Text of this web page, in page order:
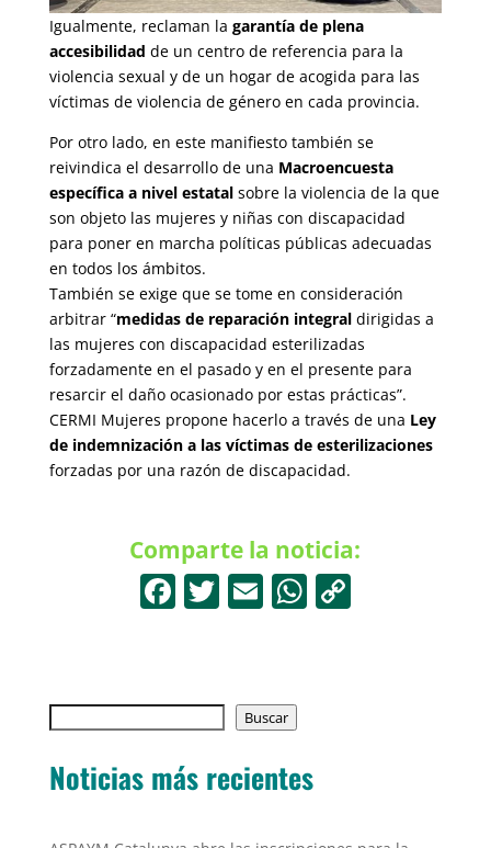
Igualmente, reclaman la garantía de plena
accesibilidad de un centro de referencia para la
violencia sexual y de un hogar de acogida para las
víctimas de violencia de género en cada provincia.
Por otro lado, en este manifiesto también se
reivindica el desarrollo de una Macroencuesta
específica a nivel estatal sobre la violencia de la que
son objeto las mujeres y niñas con discapacidad
para poner en marcha políticas públicas adecuadas
en todos los ámbitos.
También se exige que se tome en consideración
arbitrar “medidas de reparación integraldirigidas a
las mujeres con discapacidad esterilizadas
forzadamente en el pasado y en el presente para
resarcir el daño ocasionado por estas prácticas”.
CERMI Mujeres propone hacerlo a través de una Ley
de indemnización a las víctimas de esterilizaciones
forzadas por una razón de discapacidad.
Comparte la noticia:
F
e
b
o
o
k
T
er
E
l
W
p
p
Buscar
Noticias más recientes